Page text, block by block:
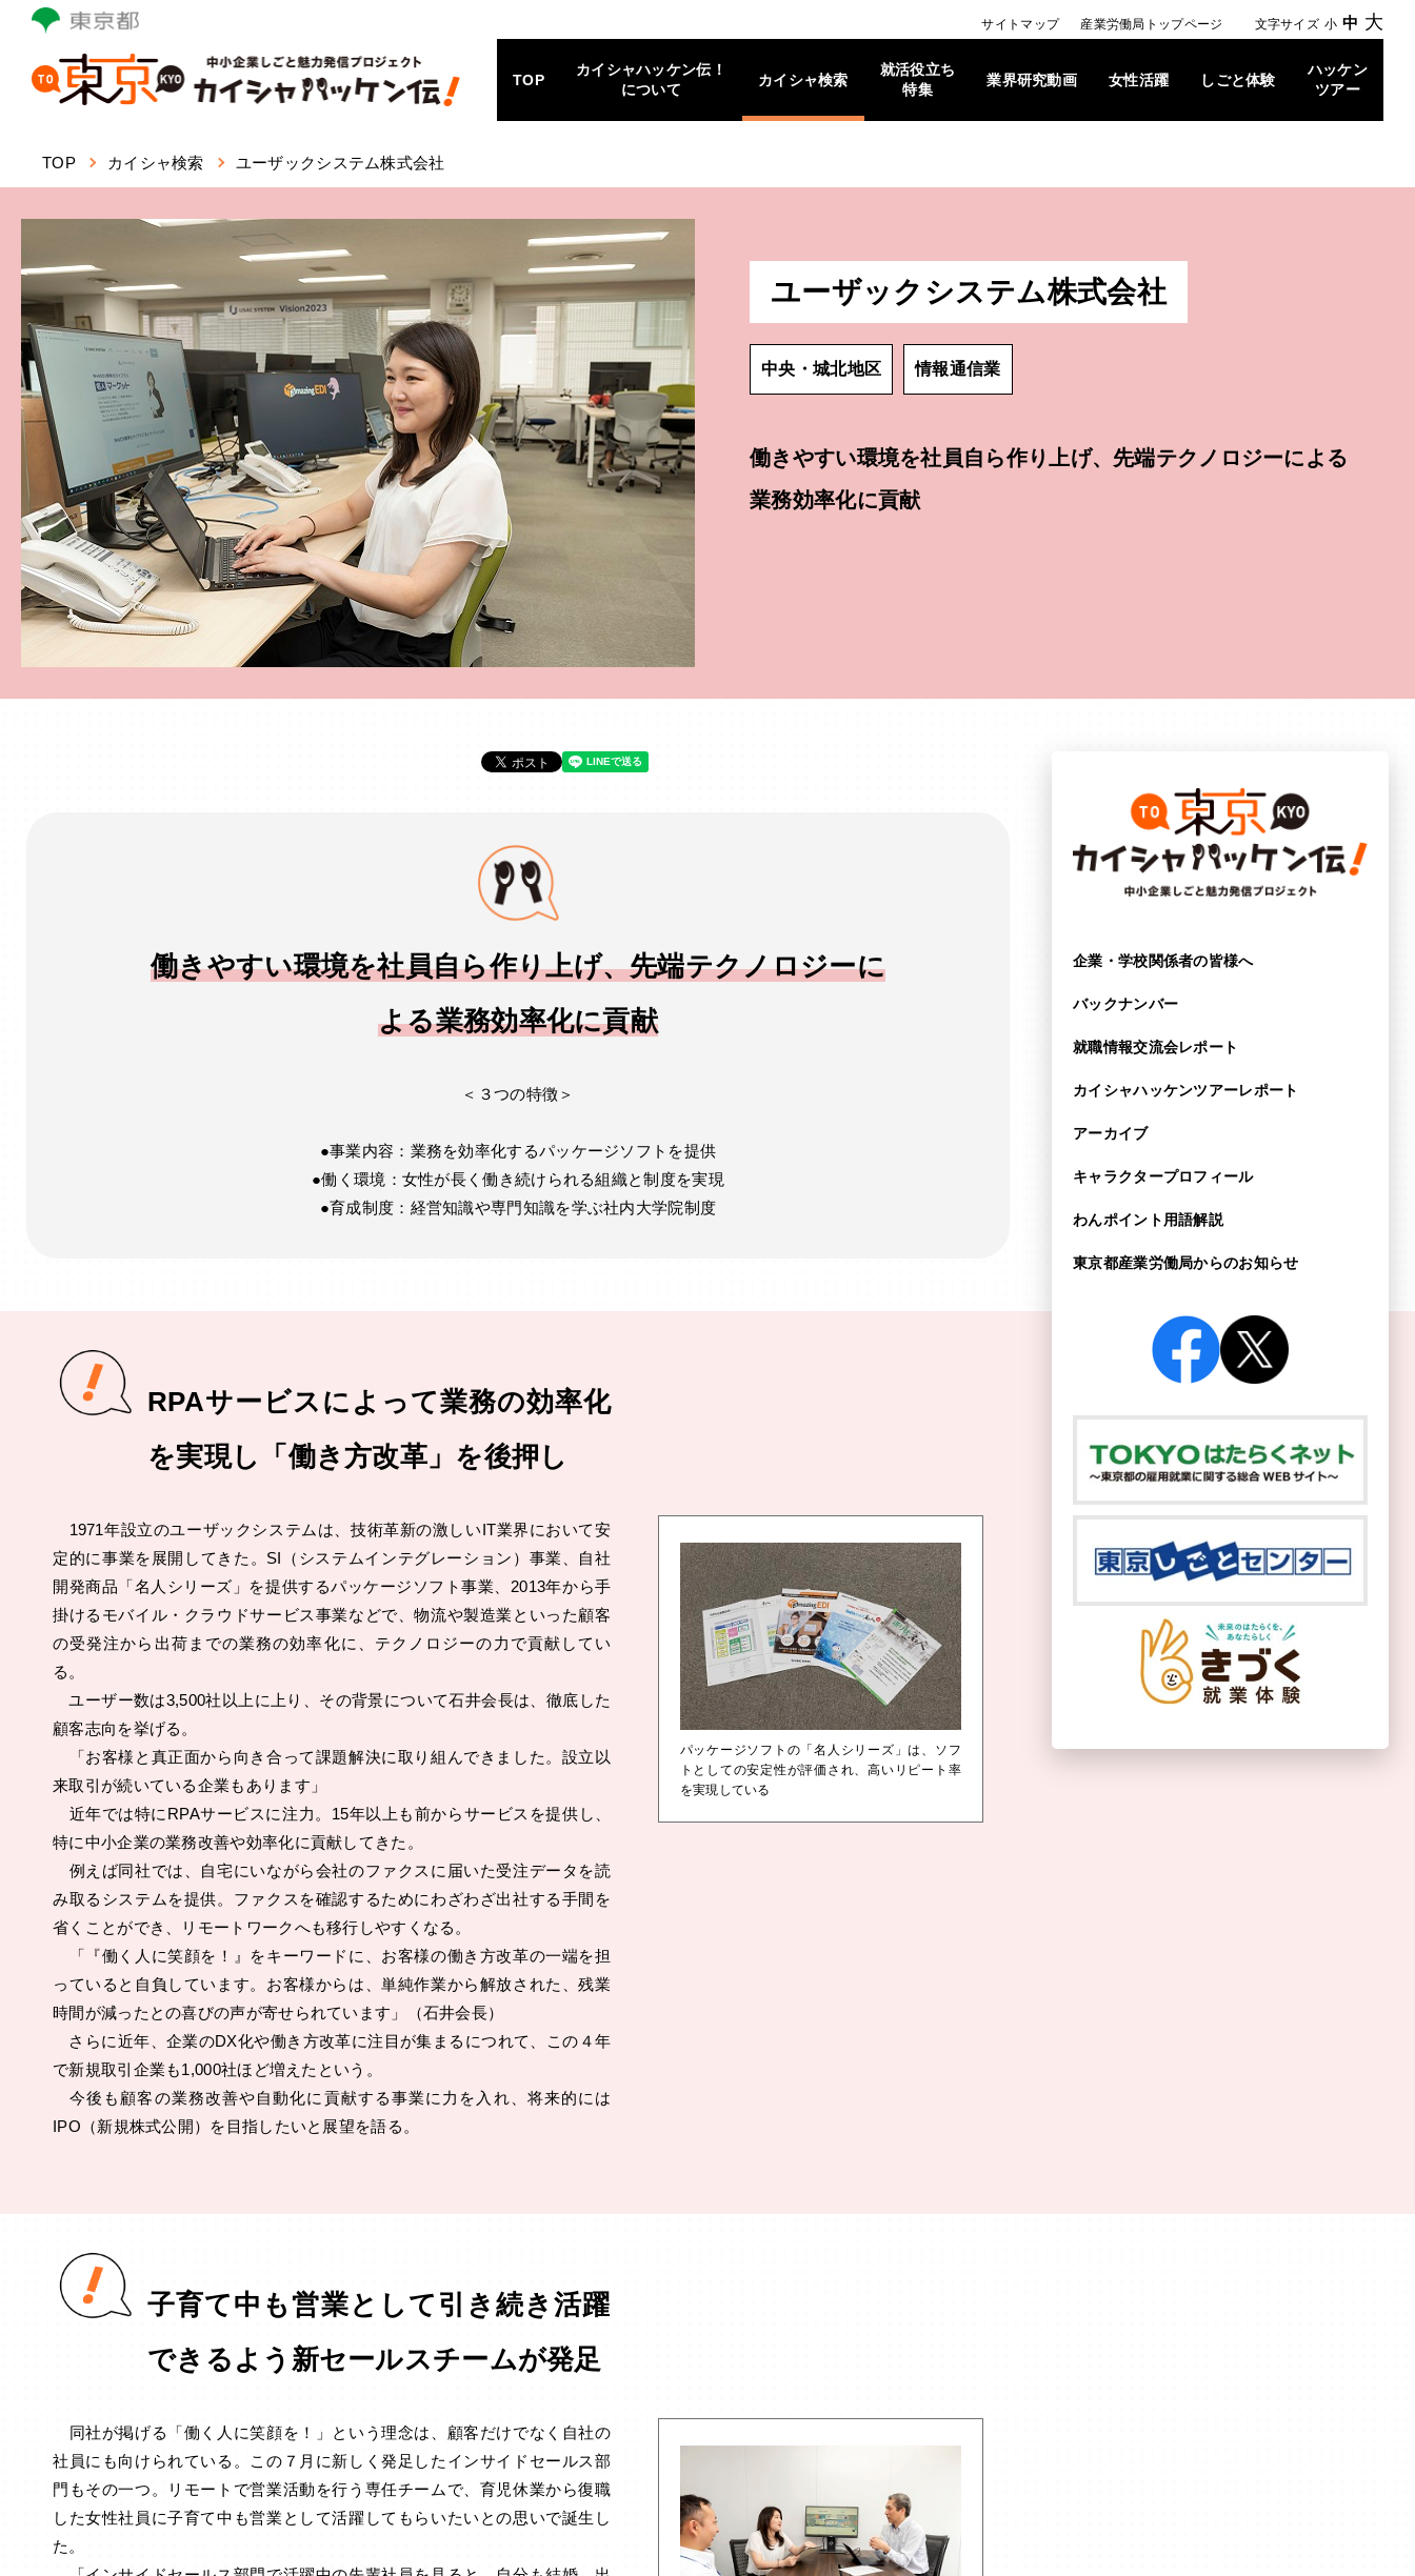
プ
す。
サイトマップ 産業労働局トップページ 文字サイズ 小 中 大
TOP
カイシャハッケン伝！
について
カイシャ検索
就活役立ち
特集
業界研究動画 女性活躍 しごと体験
ハッケン
ツアー
TOP カイシャ検索 ユーザックシステム株式会社
ユーザックシステム株式会社
中央・城北地区 情報通信業
働きやすい環境を社員自ら作り上げ、先端テクノロジーによる
業務効率化に貢献
働きやすい環境を社員自ら作り上げ、先端テクノロジーに
よる業務効率化に貢献
＜３つの特徴＞
●事業内容：業務を効率化するパッケージソフトを提供
●働く環境：女性が長く働き続けられる組織と制度を実現
●育成制度：経営知識や専門知識を学ぶ社内大学院制度
RPAサービスによって業務の効率化
を実現し「働き方改革」を後押し
1971年設立のユーザックシステムは、技術革新の激しいIT業界において安
定的に事業を展開してきた。SI（システムインテグレーション）事業、自社
開発商品「名人シリーズ」を提供するパッケージソフト事業、2013年から手
掛けるモバイル・クラウドサービス事業などで、物流や製造業といった顧客
の受発注から出荷までの業務の効率化に、テクノロジーの力で貢献してい
る。
ユーザー数は3,500社以上に上り、その背景について石井会長は、徹底した
顧客志向を挙げる。
「お客様と真正面から向き合って課題解決に取り組んできました。設立以
来取引が続いている企業もあります」
近年では特にRPAサービスに注力。15年以上も前からサービスを提供し、
特に中小企業の業務改善や効率化に貢献してきた。
例えば同社では、自宅にいながら会社のファクスに届いた受注データを読
み取るシステムを提供。ファクスを確認するためにわざわざ出社する手間を
省くことができ、リモートワークへも移行しやすくなる。
「『働く人に笑顔を！』をキーワードに、お客様の働き方改革の一端を担
っていると自負しています。お客様からは、単純作業から解放された、残業
時間が減ったとの喜びの声が寄せられています」（石井会長）
さらに近年、企業のDX化や働き方改革に注目が集まるにつれて、この４年
で新規取引企業も1,000社ほど増えたという。
今後も顧客の業務改善や自動化に貢献する事業に力を入れ、将来的には
IPO（新規株式公開）を目指したいと展望を語る。
パッケージソフトの「名人シリーズ」は、ソフ
トとしての安定性が評価され、高いリピート率
を実現している
子育て中も営業として引き続き活躍
できるよう新セールスチームが発足
同社が掲げる「働く人に笑顔を！」という理念は、顧客だけでなく自社の
社員にも向けられている。この７月に新しく発足したインサイドセールス部
門もその一つ。リモートで営業活動を行う専任チームで、育児休業から復職
した女性社員に子育て中も営業として活躍してもらいたいとの思いで誕生し
た。
企業・学校関係者の皆様へ
バックナンバー
就職情報交流会レポート
カイシャハッケンツアーレポート
アーカイブ
キャラクタープロフィール
わんポイント用語解説
東京都産業労働局からのお知らせ